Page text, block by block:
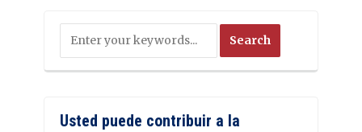
Usted puede contribuir a la